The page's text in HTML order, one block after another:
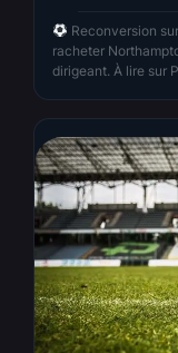
Reconversion
racheter
dirigeant. À lire sur